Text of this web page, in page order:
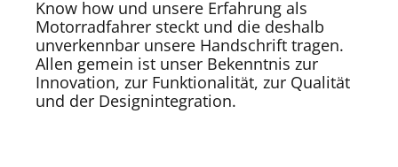
Know how und unsere Erfahrung als
Motorradfahrer steckt und die deshalb
unverkennbar unsere Handschrift tragen.
Allen gemein ist unser Bekenntnis zur
Innovation, zur Funktionalität, zur Qualität
und der Designintegration.